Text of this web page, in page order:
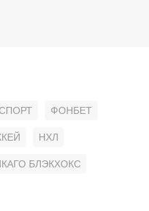
ФОНБЕТ
НХЛ
БЛЭКХОКС